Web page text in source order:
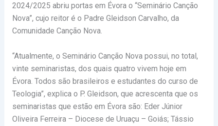
2024/2025 abriu portas em Évora o “Seminário Canção
Nova”, cujo reitor é o Padre Gleidson Carvalho, da
Comunidade Canção Nova.
“Atualmente, o Seminário Canção Nova possui, no total,
vinte seminaristas, dos quais quatro vivem hoje em
Évora. Todos são brasileiros e estudantes do curso de
Teologia”, explica o P. Gleidson, que acrescenta que os
seminaristas que estão em Évora são: Eder Júnior
Oliveira Ferreira – Diocese de Uruaçu – Goiás; Tássio